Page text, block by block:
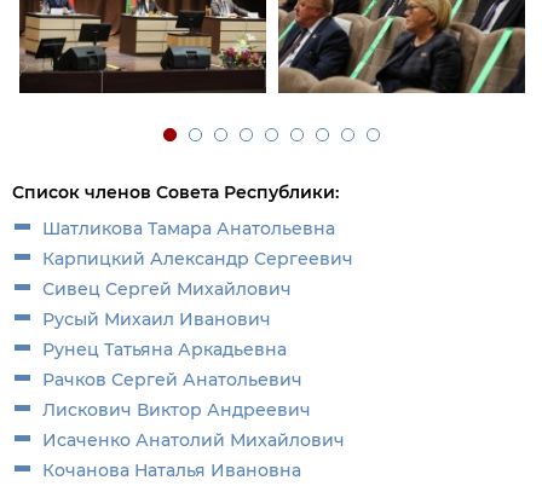
Список членов Совета Республики:
Шатликова Тамара Анатольевна
Карпицкий Александр Сергеевич
Сивец Сергей Михайлович
Русый Михаил Иванович
Рунец Татьяна Аркадьевна
Рачков Сергей Анатольевич
Лискович Виктор Андреевич
Исаченко Анатолий Михайлович
Кочанова Наталья Ивановна